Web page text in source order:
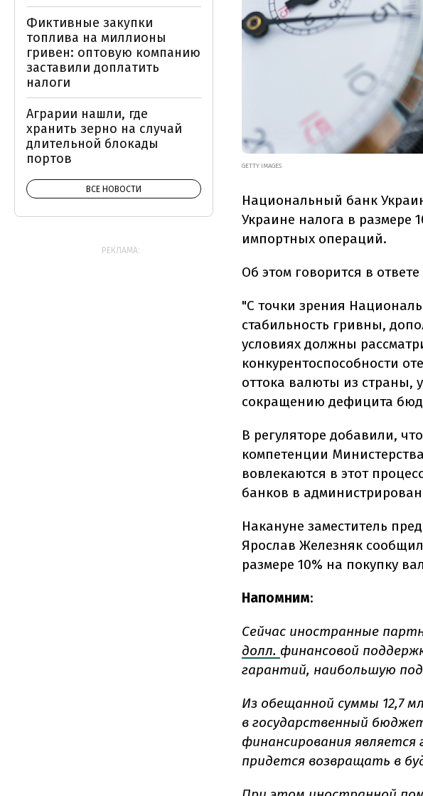
GETTY IMAGES
Национальный банк
Украине налога в размере
импортных операций.
Об этом говорится в
"С точки зрения
стабильность гривны,
условиях должны
конкурентоспособности
оттока валюты из страны,
сокращению дефицита
В регуляторе добавили,
компетенции
вовлекаются в этот
банков в
Накануне заместитель
Ярослав Железняк
размере 10% на покупку
Напомним:
Сейчас иностранные
долл. финансовой
гарантий, наибольшую
Из обещанной суммы 12,7
в государственный
финансирования
придется возвращать в
Фиктивные закупки
топлива на миллионы
гривен: оптовую компанию
заставили доплатить
налоги
Аграрии нашли, где
хранить зерно на случай
длительной блокады
портов
ВСЕ НОВОСТИ
РЕКЛАМА: